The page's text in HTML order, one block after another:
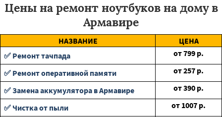
Цены на ремонт ноутбуков на дому в
Армавире
НАЗВАНИЕ
ЦЕНА
✅ Ремонт тачпада
от799 р.
✅ Ремонт оперативной памяти
от257 р.
✅ Замена аккумулятора в Армавире
от390 р.
✅ Чистка от пыли
от 1007 р.